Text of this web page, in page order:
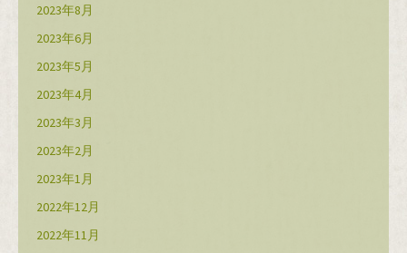
2023年8月
2023年6月
2023年5月
2023年4月
2023年3月
2023年2月
2023年1月
2022年12月
2022年11月